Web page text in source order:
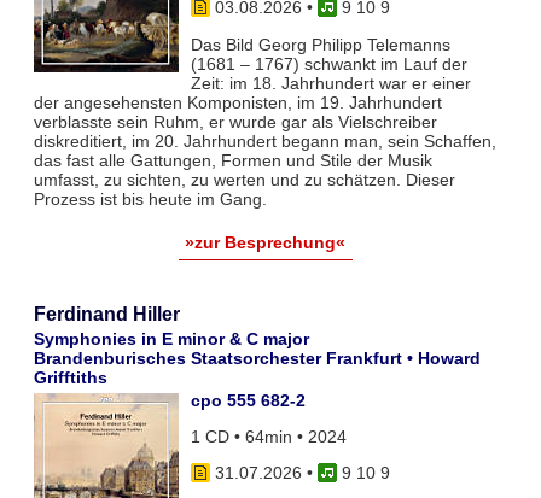
03.08.2026 •
9 10 9
Das Bild Georg Philipp Telemanns
(1681 – 1767) schwankt im Lauf der
Zeit: im 18. Jahrhundert war er einer
der angesehensten Komponisten, im 19. Jahrhundert
verblasste sein Ruhm, er wurde gar als Vielschreiber
diskreditiert, im 20. Jahrhundert begann man, sein Schaffen,
das fast alle Gattungen, Formen und Stile der Musik
umfasst, zu sichten, zu werten und zu schätzen. Dieser
Prozess ist bis heute im Gang.
»zur Besprechung«
Ferdinand Hiller
Symphonies in E minor & C major
Brandenburisches Staatsorchester Frankfurt • Howard
Grifftiths
cpo 555 682-2
1 CD • 64min • 2024
31.07.2026 •
9 10 9